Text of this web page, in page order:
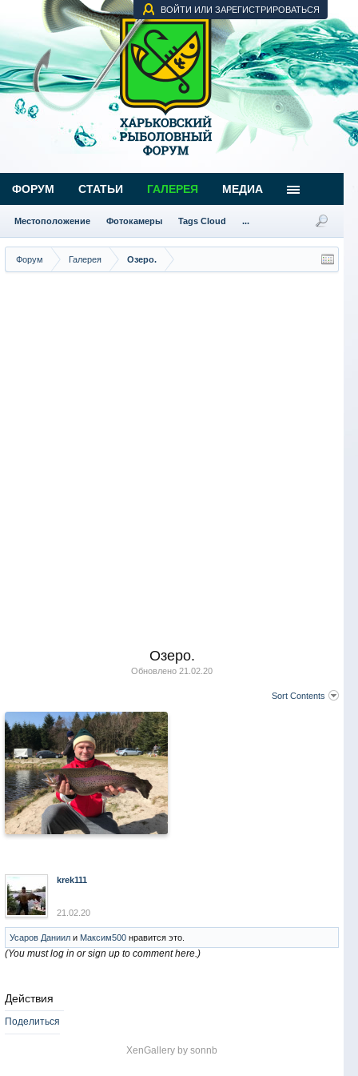
ВОЙТИ ИЛИ ЗАРЕГИСТРИРОВАТЬСЯ
Форум Галерея Озеро.
Озеро.
Обновлено 21.02.20
Sort Contents
krek111
21.02.20
Усаров Даниил и Максим500 нравится это.
(You must log in or sign up to comment here.)
Действия
Поделиться
XenGallery bysonnb
ФОРУМ СТАТЬИ ГАЛЕРЕЯ
Местоположение Фотокамеры Tags Cloud ...
МЕДИА